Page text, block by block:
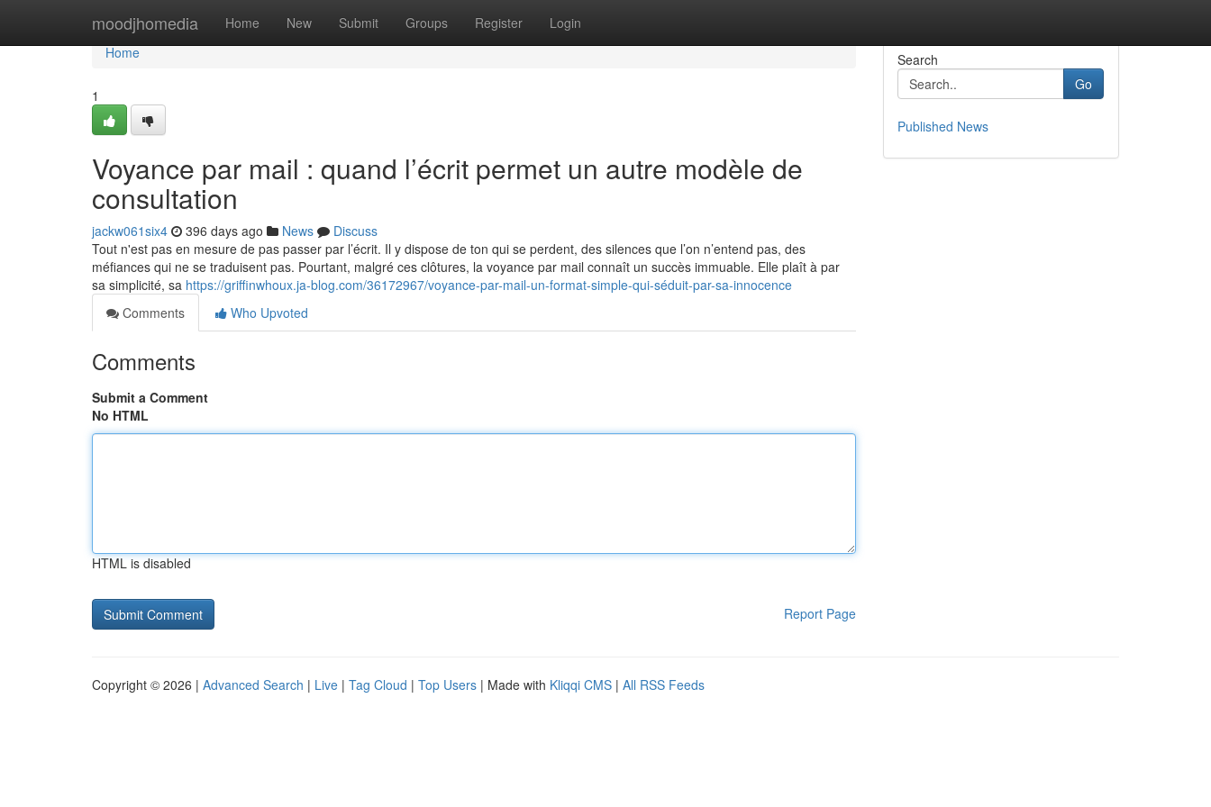
moodjhomedia Home New Submit Groups Register Login
Home
Home
1
Voyance par mail : quand l’écrit permet un autre modèle de
consultation
jackw061six4 396 days ago News
Discuss
Tout n'est pas en mesure de pas passer par l’écrit. Il y dispose de ton qui se perdent, des silences que l’on n’entend pas, des
méfiances qui ne se traduisent pas. Pourtant, malgré ces clôtures, la voyance par mail connaît un succès immuable. Elle plaît à par
sa simplicité, sa https://griffinwhoux.ja-blog.com/36172967/voyance-par-mail-un-format-simple-qui-séduit-par-sa-innocence
Comments
Who Upvoted
Comments
Submit a Comment
No HTML
HTML is disabled
Report Page
Search
Go
Published News
Copyright © 2026 | Advanced Search | Live | Tag Cloud | Top Users | Made with Kliqqi CMS | All RSS Feeds